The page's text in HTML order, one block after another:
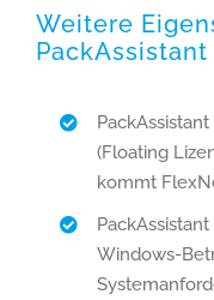
Weitere
PackAssistant
(Floating
kommt
Windows-